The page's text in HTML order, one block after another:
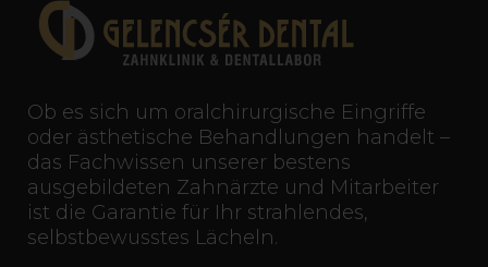
Ob es sich um oralchirurgische Eingriffe
oder ästhetische Behandlungen handelt –
das Fachwissen unserer bestens
ausgebildeten Zahnärzte und Mitarbeiter
ist die Garantie für Ihr strahlendes,
selbstbewusstes Lächeln.